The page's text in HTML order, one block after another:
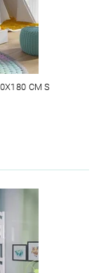
CM S